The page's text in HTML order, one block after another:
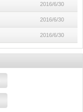
2016/6/30
2016/6/30
2016/6/30